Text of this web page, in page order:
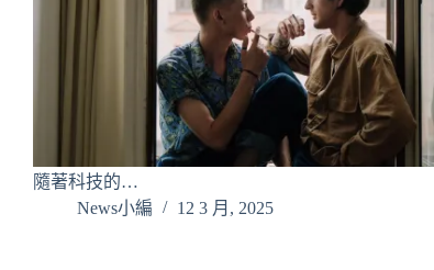
隨著科技的…
News小編
12 3 月, 2025